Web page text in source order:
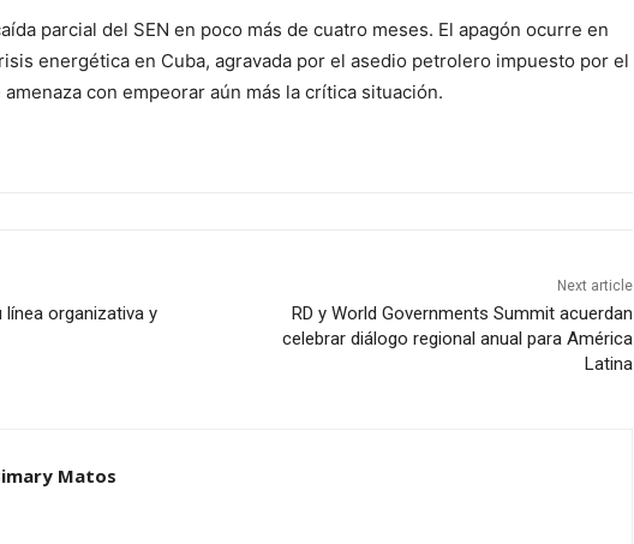
parcial del SEN en poco más de cuatro meses. El apagón ocurre en
energética en Cuba, agravada por el asedio petrolero impuesto por el
amenaza con empeorar aún más la crítica situación.
línea organizativa y
Next article
RD y World Governments Summit acuerdan
celebrar diálogo regional anual para América
Latina
Matos